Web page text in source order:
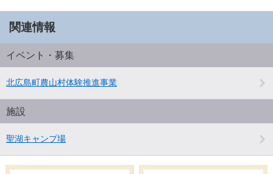
関連情報
イベント・募集
北広島町農山村体験推進事業
施設
聖湖キャンプ場